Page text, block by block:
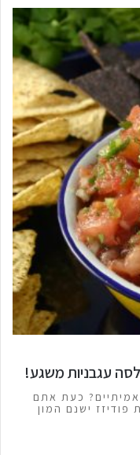
עגבניות משגע!
כעת אתם
ישנם המון